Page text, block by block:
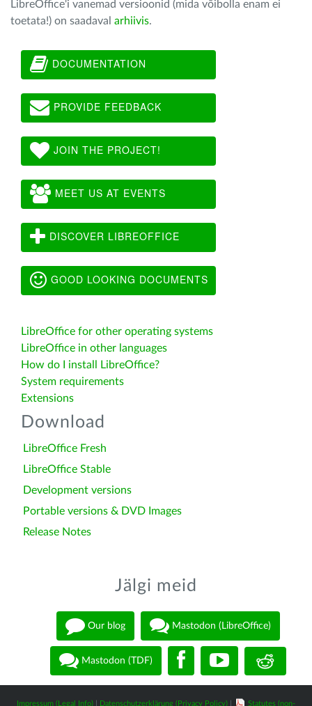
LibreOffice'i vanemad versioonid (mida võibolla enam ei
toetata!) on saadaval arhiivis.
DOCUMENTATION
PROVIDE FEEDBACK
JOIN THE PROJECT!
MEET US AT EVENTS
DISCOVER LIBREOFFICE
GOOD LOOKING DOCUMENTS
LibreOffice for other operating systems
LibreOffice in other languages
How do I install LibreOffice?
System requirements
Extensions
Download
LibreOffice Fresh
LibreOffice Stable
Development versions
Portable versions & DVD Images
Release Notes
Jälgi meid
Our blog Mastodon (LibreOffice)
Mastodon (TDF)
Impressum (Legal Info) Datenschutzerklärung (Privacy Policy) Statutes (non-